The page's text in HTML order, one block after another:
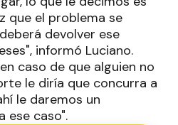
que el problema se
devolver ese
informó Luciano.
caso de que alguien no
le diría que concurra a
le daremos un
ese caso".